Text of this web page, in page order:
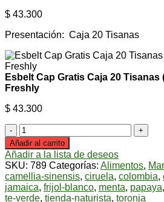
$ 43.300
Presentación: Caja 20 Tisanas
Esbelt Cap Gratis Caja 20 Tisanas
Freshly
$ 43.300
Esbelt
Cap
Gratis
Caja
20
Tisanas
(50
Añadir al carrito
Añadir a la lista de deseos
SKU: 789 Categorías: Alimentos,
camellia-sinensis, ciruela, colombia,
jamaica, frijol-blanco, menta, papaya,
te-verde, tienda-naturista, toronja